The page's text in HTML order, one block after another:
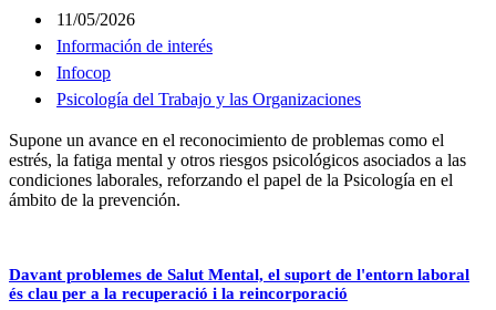
11/05/2026
Información de interés
Infocop
Psicología del Trabajo y las Organizaciones
Supone un avance en el reconocimiento de problemas como el
estrés, la fatiga mental y otros riesgos psicológicos asociados a las
condiciones laborales, reforzando el papel de la Psicología en el
ámbito de la prevención.
Davant problemes de Salut Mental, el suport de l'entorn laboral
és clau per a la recuperació i la reincorporació